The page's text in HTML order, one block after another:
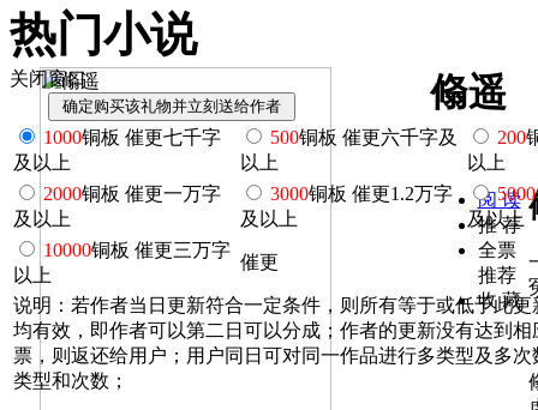
热门小说
关闭窗口
1000铜板 催更七千字
及以上
500铜板 催更六千字及
以上
200
以上
2000铜板 催更一万字
及以上
3000铜板 催更1.2万字
及以上
5000
及以上
10000铜板 催更三万字
以上
催更
说明：若作者当日更新符合一定条件，则所有等于或低于此
均有效，即作者可以第二日可以分成；作者的更新没有达到
票，则返还给用户；用户同日可对同一作品进行多类型及多
类型和次数；
翛遥
阅 读
推 荐
全票
推荐
收 藏